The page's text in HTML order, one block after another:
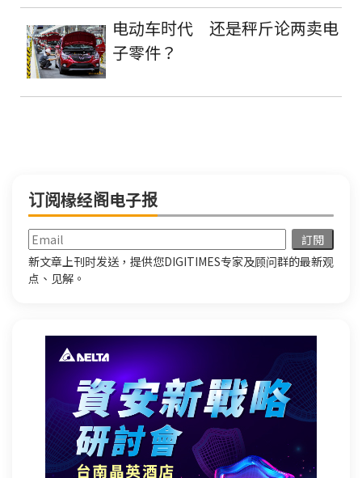
电动车时代 还是秤斤论两卖电
子零件？
订阅椽经阁电子报
新文章上刊时发送，提供您DIGITIMES专家及顾问群的最新观
点、见解。